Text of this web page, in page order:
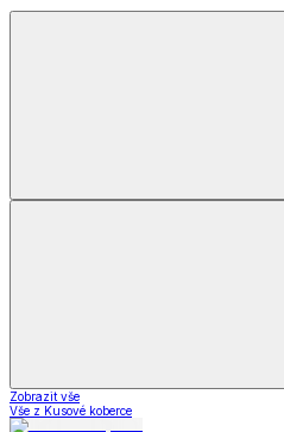
Zobrazit vše
Vše z Kusové koberce